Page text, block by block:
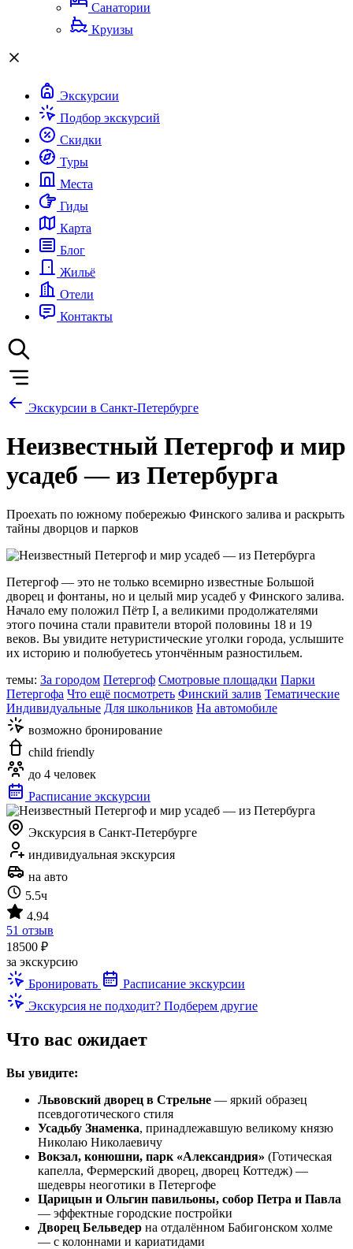
Санатории
Круизы
Экскурсии
Подбор экскурсий
Скидки
Туры
Места
Гиды
Карта
Блог
Жильё
Отели
Контакты
Экскурсии в Санкт-Петербурге
Неизвестный Петергоф и мир
усадеб — из Петербурга
Проехать по южному побережью Финского залива и раскрыть
тайны дворцов и парков
Петергоф — это не только всемирно известные Большой
дворец и фонтаны, но и целый мир усадеб у Финского залива.
Начало ему положил Пётр I, а великими продолжателями
этого почина стали правители второй половины 18 и 19
веков. Вы увидите нетуристические уголки города, услышите
их историю и полюбуетесь утончённым разностильем.
темы: За городом Петергоф Смотровые площадки Парки
Петергофа Что ещё посмотреть Финский залив Тематические
Индивидуальные Для школьников На автомобиле
возможно бронирование
child friendly
до 4 человек
Расписание экскурсии
Экскурсия в Санкт-Петербурге
индивидуальная экскурсия
на авто
5.5ч
4.94
51 отзыв
18500 ₽
за экскурсию
Бронировать
Расписание экскурсии
Экскурсия не подходит? Подберем другие
Что вас ожидает
Вы увидите:
Львовский дворец в Стрельне — яркий образец
псевдоготического стиля
Усадьбу Знаменка, принадлежавшую великому князю
Николаю Николаевичу
Вокзал, конюшни, парк «Александрия» (Готическая
капелла, Фермерский дворец, дворец Коттедж) —
шедевры неоготики в Петергофе
Царицын и Ольгин павильоны, собор Петра и Павла
— эффектные городские постройки
Дворец Бельведер на отдалённом Бабигонском холме
— с колоннами и кариатидами